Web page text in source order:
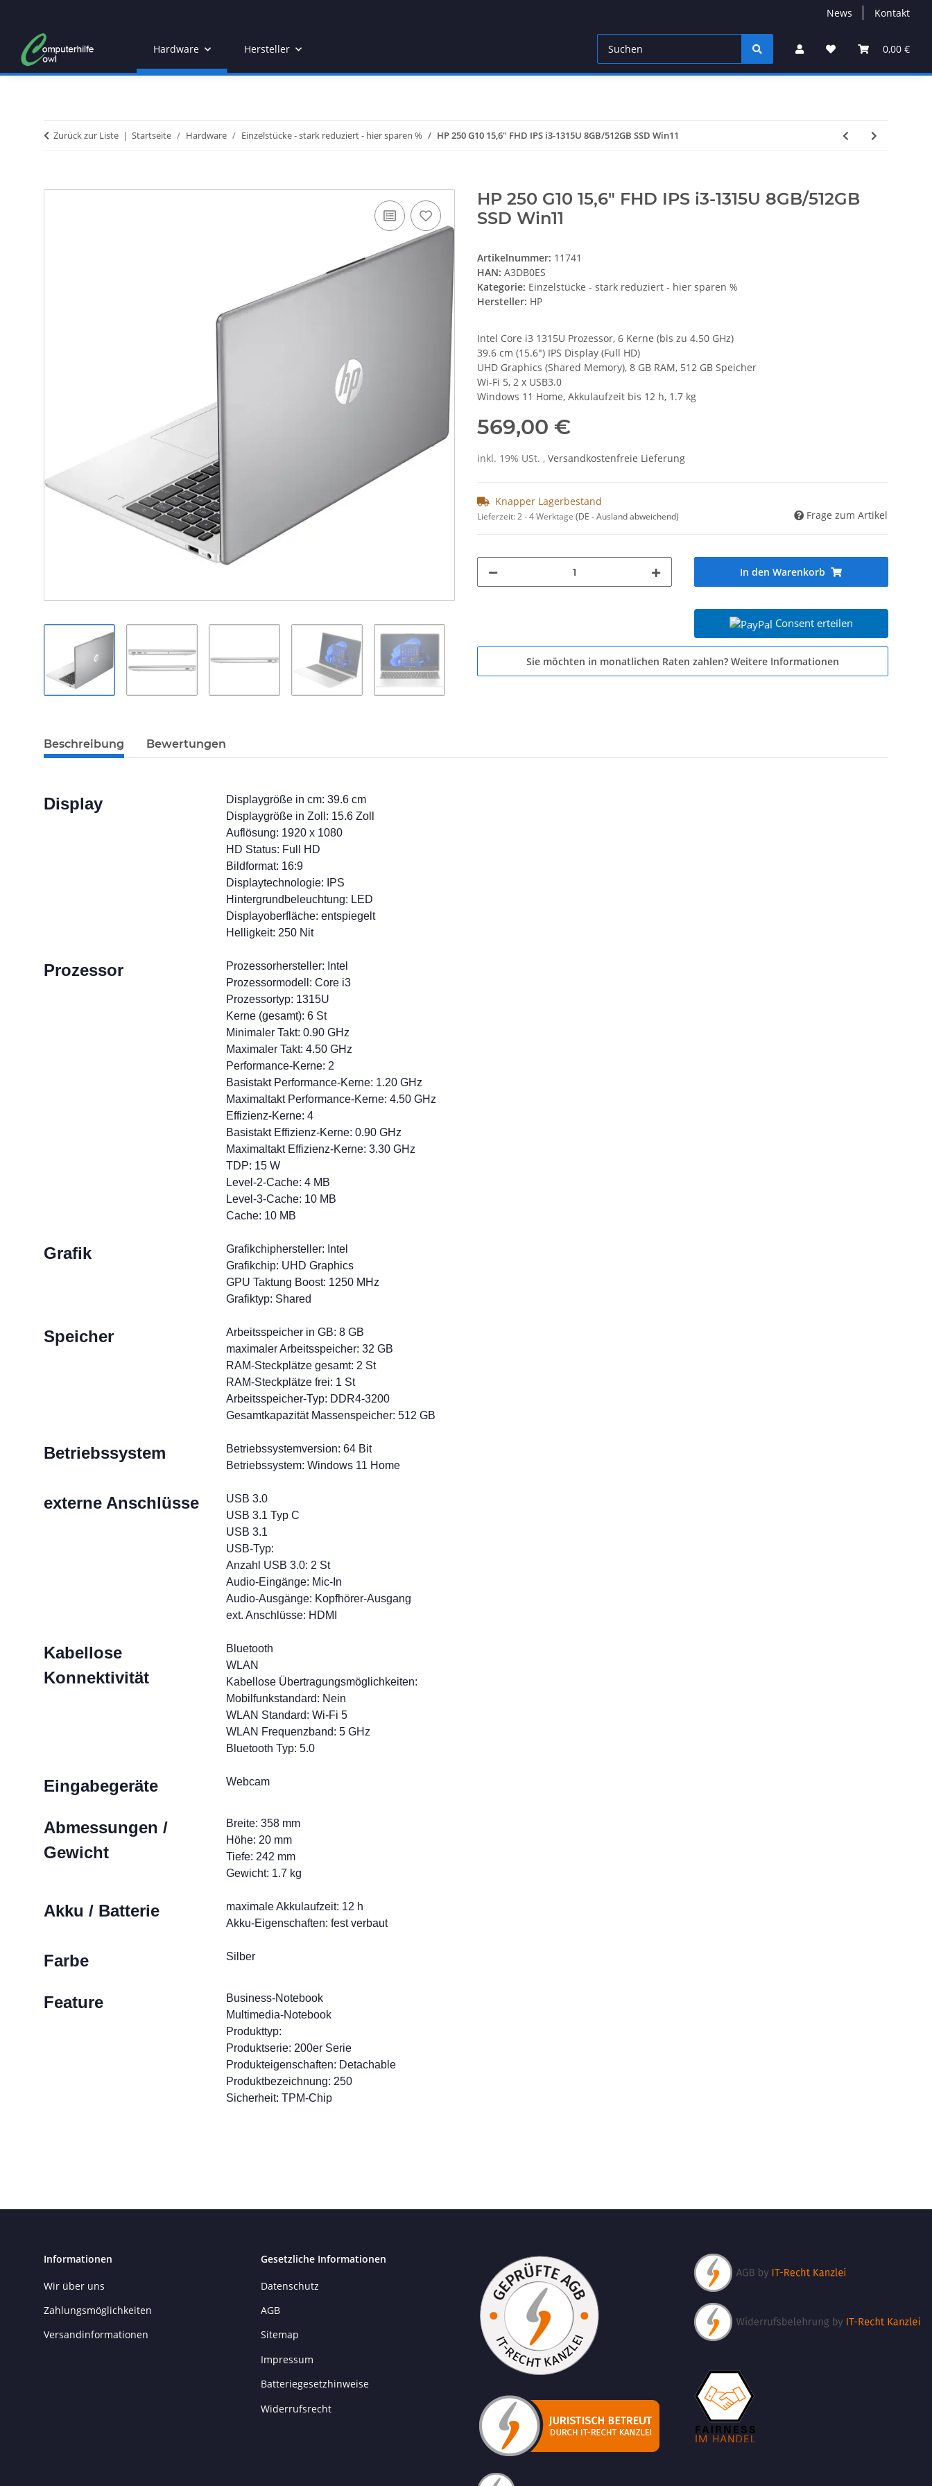
News Kontakt
0,00 €
Hardware Hersteller
Zurück zur Liste Startseite Hardware Einzelstücke - stark reduziert - hier sparen % HP 250 G10 15,6" FHD IPS i3-1315U 8GB/512GB SSD Win11
HP 250 G10 15,6" FHD IPS i3-1315U 8GB/512GB
SSD Win11
Artikelnummer: 11741
HAN: A3DB0ES
Kategorie: Einzelstücke - stark reduziert - hier sparen %
Hersteller: HP
Intel Core i3 1315U Prozessor, 6 Kerne (bis zu 4.50 GHz)
39.6 cm (15.6") IPS Display (Full HD)
UHD Graphics (Shared Memory), 8 GB RAM, 512 GB Speicher
Wi-Fi 5, 2 x USB3.0
Windows 11 Home, Akkulaufzeit bis 12 h, 1.7 kg
569,00 €
inkl. 19% USt. , Versandkostenfreie Lieferung
Knapper Lagerbestand
Lieferzeit:2 - 4 Werktage (DE - Ausland abweichend) Frage zum Artikel
In den Warenkorb
Consent erteilen
Sie möchten in monatlichen Raten zahlen? Weitere Informationen
Beschreibung Bewertungen
Display
Displaygröße in cm: 39.6 cm
Displaygröße in Zoll: 15.6 Zoll
Auflösung: 1920 x 1080
HD Status: Full HD
Bildformat: 16:9
Displaytechnologie: IPS
Hintergrundbeleuchtung: LED
Displayoberfläche: entspiegelt
Helligkeit: 250 Nit
Prozessor
Prozessorhersteller: Intel
Prozessormodell: Core i3
Prozessortyp: 1315U
Kerne (gesamt): 6 St
Minimaler Takt: 0.90 GHz
Maximaler Takt: 4.50 GHz
Performance-Kerne: 2
Basistakt Performance-Kerne: 1.20 GHz
Maximaltakt Performance-Kerne: 4.50 GHz
Effizienz-Kerne: 4
Basistakt Effizienz-Kerne: 0.90 GHz
Maximaltakt Effizienz-Kerne: 3.30 GHz
TDP: 15 W
Level-2-Cache: 4 MB
Level-3-Cache: 10 MB
Cache: 10 MB
Grafik
Grafikchiphersteller: Intel
Grafikchip: UHD Graphics
GPU Taktung Boost: 1250 MHz
Grafiktyp: Shared
Speicher
Arbeitsspeicher in GB: 8 GB
maximaler Arbeitsspeicher: 32 GB
RAM-Steckplätze gesamt: 2 St
RAM-Steckplätze frei: 1 St
Arbeitsspeicher-Typ: DDR4-3200
Gesamtkapazität Massenspeicher: 512 GB
Betriebssystem
Betriebssystemversion: 64 Bit
Betriebssystem: Windows 11 Home
externe Anschlüsse
USB 3.0
USB 3.1 Typ C
USB 3.1
USB-Typ:
Anzahl USB 3.0: 2 St
Audio-Eingänge: Mic-In
Audio-Ausgänge: Kopfhörer-Ausgang
ext. Anschlüsse: HDMI
Kabellose
Konnektivität
Bluetooth
WLAN
Kabellose Übertragungsmöglichkeiten:
Mobilfunkstandard: Nein
WLAN Standard: Wi-Fi 5
WLAN Frequenzband: 5 GHz
Bluetooth Typ: 5.0
Eingabegeräte Webcam
Abmessungen /
Gewicht
Breite: 358 mm
Höhe: 20 mm
Tiefe: 242 mm
Gewicht: 1.7 kg
Akku / Batterie
maximale Akkulaufzeit: 12 h
Akku-Eigenschaften: fest verbaut
Farbe Silber
Feature
Business-Notebook
Multimedia-Notebook
Produkttyp:
Produktserie: 200er Serie
Produkteigenschaften: Detachable
Produktbezeichnung: 250
Sicherheit: TPM-Chip
Informationen
Wir über uns
Zahlungsmöglichkeiten
Versandinformationen
Gesetzliche Informationen
Datenschutz
AGB
Sitemap
Impressum
Batteriegesetzhinweise
Widerrufsrecht